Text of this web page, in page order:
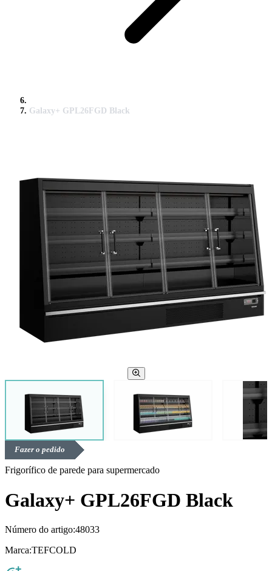
Galaxy+ GPL26FGD Black
Fazer o pedido
Frigorífico de parede para supermercado
Galaxy+ GPL26FGD Black
Número do artigo:48033
Marca:TEFCOLD